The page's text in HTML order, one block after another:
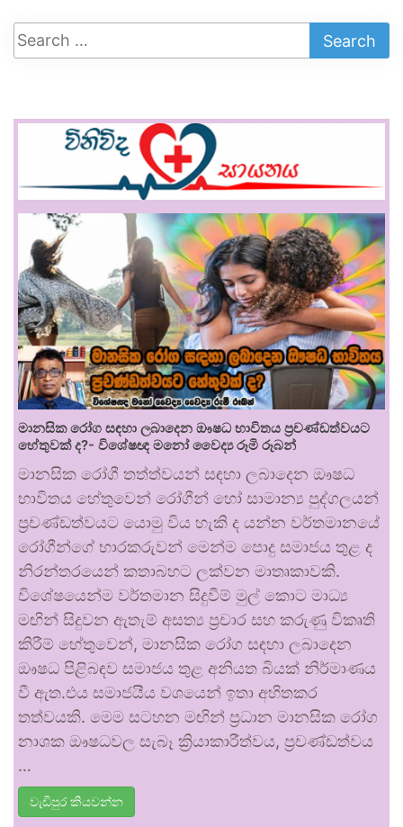
මානසික රෝග සඳහා ලබාදෙන ඖෂධ භාවිතය ප්‍රචණ්ඩත්වයට
හේතුවක් ද?- විශේෂඥ මනෝ වෛද්‍ය රූමි රූබන්
මානසික රෝගී තත්ත්වයන් සඳහා ලබාදෙන ඖෂධ
භාවිතය හේතුවෙන් රෝගීන් හෝ සාමාන්‍ය පුද්ගලයන්
ප්‍රචණ්ඩත්වයට යොමු විය හැකි ද යන්න වර්තමානයේ
රෝගීන්ගේ භාරකරුවන් මෙන්ම පොදු සමාජය තුළ ද
නිරන්තරයෙන් කතාබහට ලක්වන මාතෘකාවකි.
විශේෂයෙන්ම වර්තමාන සිදුවීම් මුල් කොට මාධ්‍ය
මඟින් සිදුවන ඇතැම් අසත්‍ය ප්‍රචාර සහ කරුණු විකෘති
කිරීම් හේතුවෙන්, මානසික රෝග සඳහා ලබාදෙන
ඖෂධ පිළිබඳව සමාජය තුළ අනියත බියක් නිර්මාණය
වී ඇත.එය සමාජයීය වශයෙන් ඉතා අහිතකර
තත්වයකි. මෙම සටහන මඟින් ප්‍රධාන මානසික රෝග
නාශක ඖෂධවල සැබෑ ක්‍රියාකාරීත්වය, ප්‍රචණ්ඩත්වය
…
වැඩිපුර කියවන්න